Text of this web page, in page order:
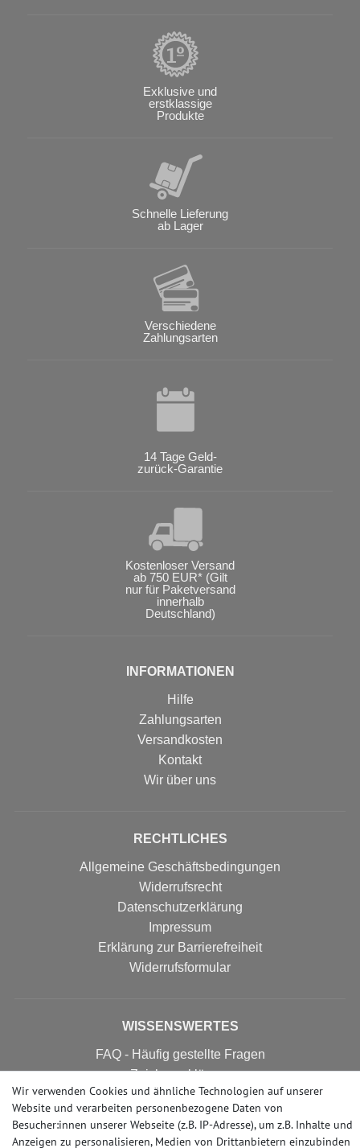
Exklusive und
erstklassige
Produkte
Schnelle Lieferung
ab Lager
Verschiedene
Zahlungsarten
14 Tage Geld-
zurück-Garantie
Kostenloser Versand
ab 750 EUR* (Gilt
nur für Paketversand
innerhalb
Deutschland)
INFORMATIONEN
Hilfe
Zahlungsarten
Versandkosten
Kontakt
Wir über uns
RECHTLICHES
Allgemeine Geschäftsbedingungen
Widerrufsrecht
Datenschutzerklärung
Impressum
Erklärung zur Barrierefreiheit
Widerrufs­formular
WISSENSWERTES
FAQ - Häufig gestellte Fragen
Zeichenerklärung
Tipps & Tricks
Bedarfsberechnung
Wir verwenden Cookies und ähnliche Technologien auf unserer
Website und verarbeiten personenbezogene Daten von
Besucher:innen unserer Webseite (z.B. IP-Adresse), um z.B. Inhalte und
Anzeigen zu personalisieren, Medien von Drittanbietern einzubinden